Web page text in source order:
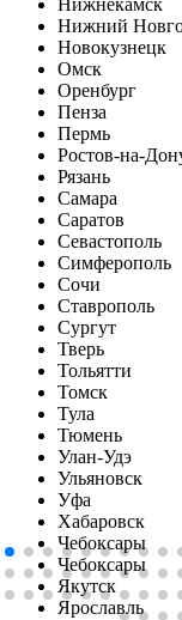
Нижнекамск
Нижний
Новокузнецк
Омск
Оренбург
Пенза
Пермь
Ростов-на-
Рязань
Самара
Саратов
Севастополь
Симферопoль
Сочи
Ставрополь
Сургут
Тверь
Тольятти
Томск
Тула
Тюмень
Улан-Удэ
Ульяновск
Уфа
Хабаровск
Чебоксары
Чебоксары
Якутск
Ярославль